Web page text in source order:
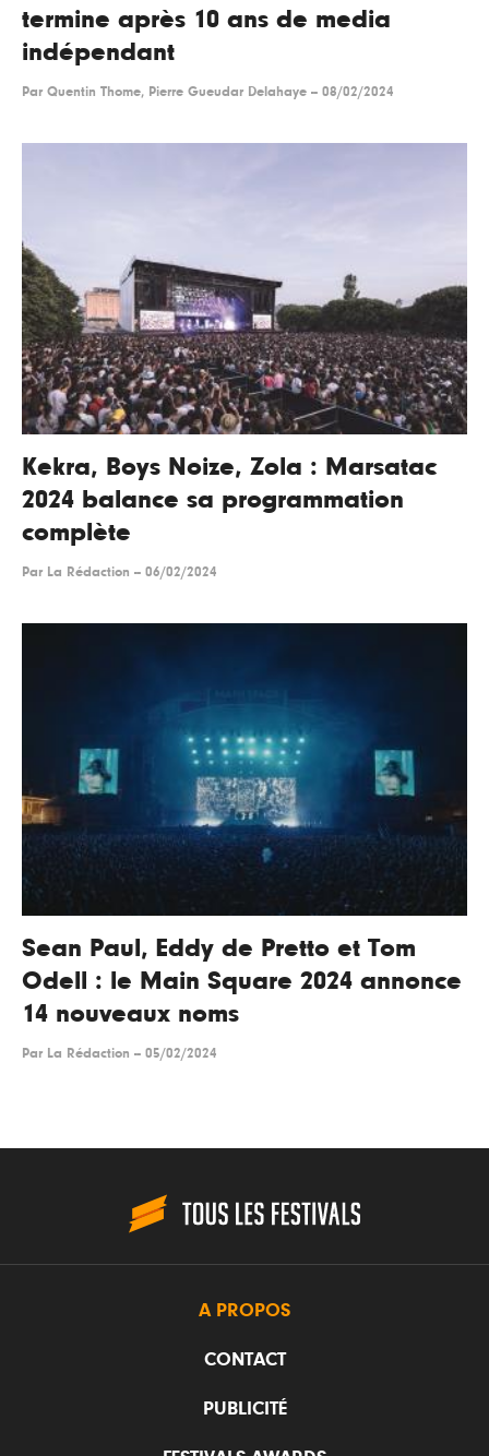
termine après 10 ans de media
indépendant
Par Quentin Thome, Pierre Gueudar Delahaye -- 08/02/2024
Kekra, Boys Noize, Zola : Marsatac
2024 balance sa programmation
complète
Par La Rédaction -- 06/02/2024
Sean Paul, Eddy de Pretto et Tom
Odell : le Main Square 2024 annonce
14 nouveaux noms
Par La Rédaction -- 05/02/2024
A PROPOS
CONTACT
PUBLICITÉ